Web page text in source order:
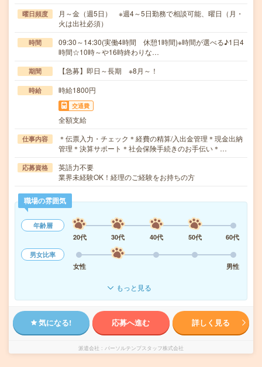
曜日頻度
月～金（週5日） ※週4～5日勤務で相談可能、曜日（月・
火は出社必須）
時間
09:30～14:30(実働4時間 休憩1時間)※時間が選べる♪1日4
時間☆10時～や16時終わりな…
期間 【急募】即日～長期 ※8月～！
時給 時給1800円
交通費
全額支給
仕事内容
＊伝票入力・チェック＊経費の精算/入出金管理＊現金出納
管理＊決算サポート＊社会保険手続きのお手伝い＊…
応募資格
英語力不要
業界未経験OK！経理のご経験をお持ちの方
職場の雰囲気
年齢層
20代
30代 40代 50代
60代
男女比率
女性
男性
もっと見る
気になる! 応募へ進む 詳しく見る
派遣会社 パーソルテンプスタッフ株式会社